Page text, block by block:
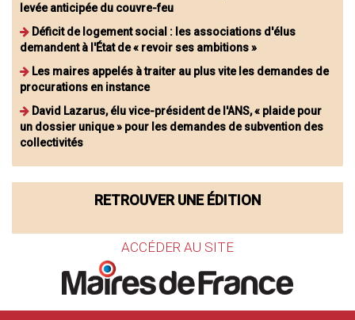
levée anticipée du couvre-feu
Déficit de logement social : les associations d'élus
demandent à l'État de « revoir ses ambitions »
Les maires appelés à traiter au plus vite les demandes de
procurations en instance
David Lazarus, élu vice-président de l'ANS, « plaide pour
un dossier unique » pour les demandes de subvention des
collectivités
RETROUVER UNE ÉDITION
ACCÉDER AU SITE